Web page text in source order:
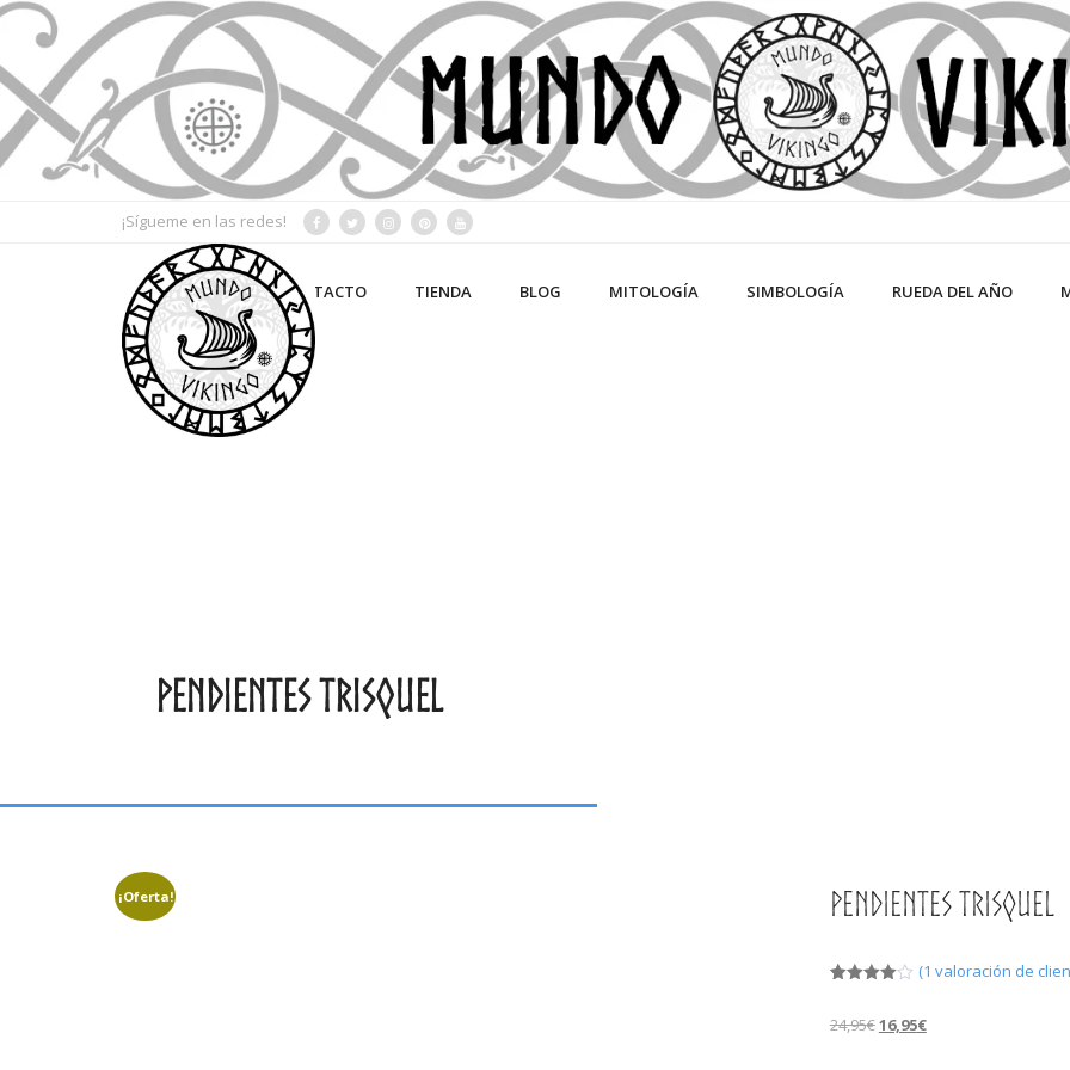
¡Sígueme en las redes!
MI CUENTA CONTACTO TIENDA BLOG MITOLOGÍA SIMBOLOGÍA RUEDA DEL AÑO
LAS 24 RUNAS
PENDIENTES TRISQUEL
¡Oferta! Pendientes Trisquel
de 5 en
(1 valoración de
24,95€16,95€